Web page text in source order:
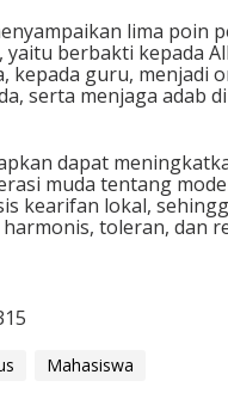
lima poin
yaitu berbakti kepada
kepada guru, menjadi
serta menjaga adab
dapat
muda tentang
kearifan lokal,
toleran, dan
Mahasiswa